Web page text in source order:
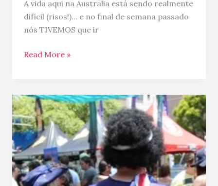
A vida aqui na Australia está sendo realmente
difícil (risos!)… e no final de semana passado
nós TIVEMOS que ir
Read More »
Corrida
das
Baratas
…
Australia
Day
em